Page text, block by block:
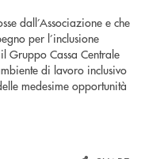
dall’Associazione e che
per l’inclusione
Gruppo Cassa Centrale
di lavoro inclusivo
medesime opportunità